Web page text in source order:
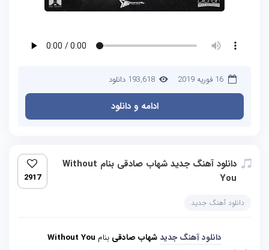
16 فوریه 2019 193,618 دانلود
ادامه و دانلود
دانلود آهنگ جدید شهاب صادقی بنام Without
You
2917
دانلود آهنگ جدید
دانلود آهنگ جدید شهاب صادقی بنام Without You